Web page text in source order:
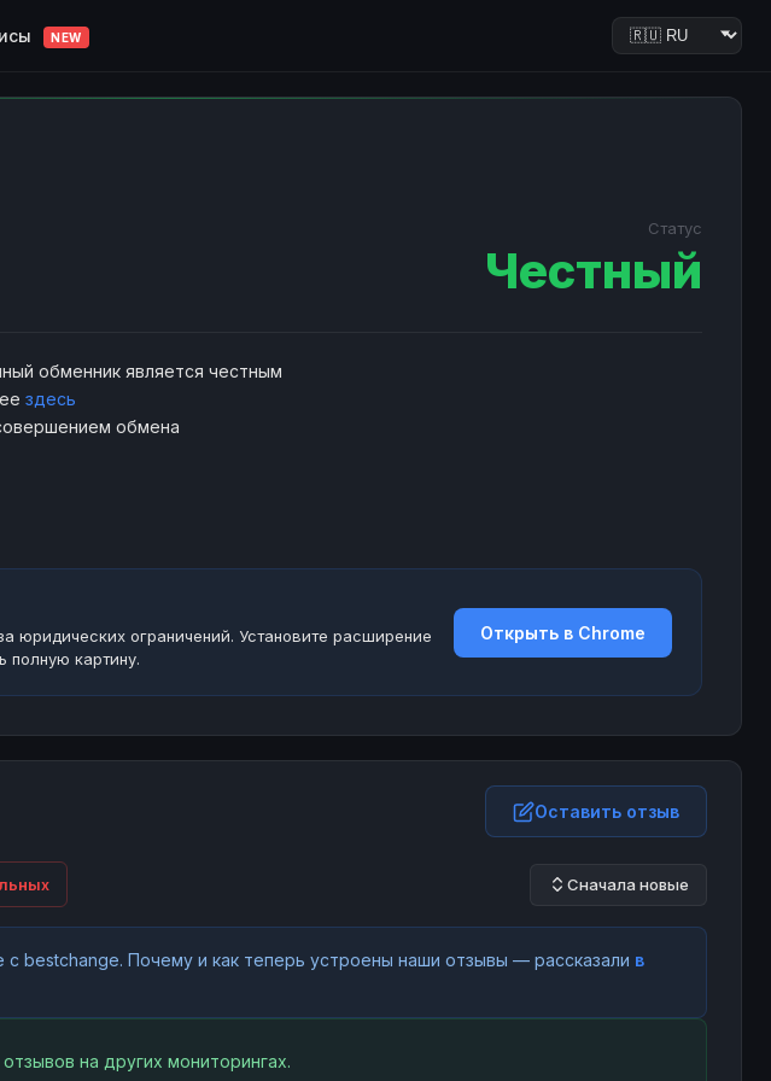
NEW
Статус
Честный
обменник является честным
здесь
обмена
юридических ограничений. Установите расширение
полную картину.
Открыть в Chrome
Оставить отзыв
Сначала новые
bestchange. Почему и как теперь устроены наши отзывы — рассказали в
на других мониторингах.